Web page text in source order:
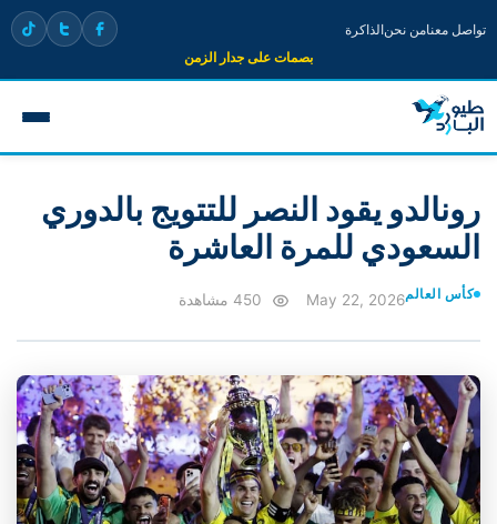
تواصل معنامن نحنالذاكرة
بصمات على جدار الزمن
رونالدو يقود النصر للتتويج بالدوري
السعودي للمرة العاشرة
كأس العالمMay 22, 2026